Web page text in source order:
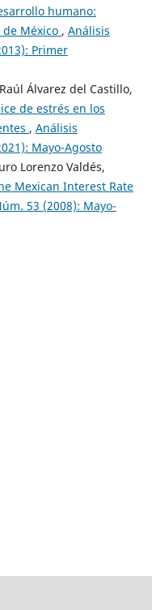
humano:
México , Análisis
Primer
Álvarez del Castillo,
de estrés en los
, Análisis
Mayo-Agosto
Lorenzo Valdés,
Mexican Interest Rate
53 (2008): Mayo-